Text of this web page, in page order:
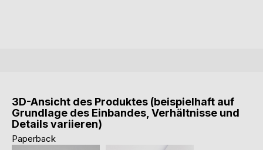
3D-Ansicht des Produktes (beispielhaft auf
Grundlage des Einbandes, Verhältnisse und
Details variieren)
Paperback